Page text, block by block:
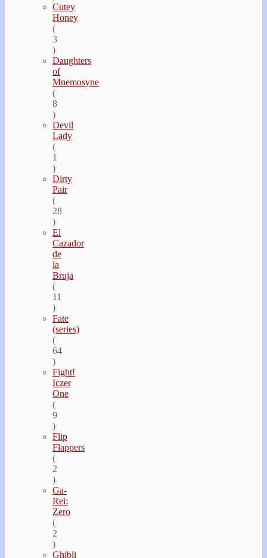
Cutey
Honey
(
3
)
Daughters
of
Mnemosyne
(
8
)
Devil
Lady
(
1
)
Dirty
Pair
(
28
)
El
Cazador
de
la
Bruja
(
11
)
Fate
(series)
(
64
)
Fight!
Iczer
One
(
9
)
Flip
Flappers
(
2
)
Ga-
Rei:
Zero
(
2
)
Ghibli